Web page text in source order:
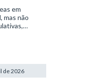
em
mas não
de 2026